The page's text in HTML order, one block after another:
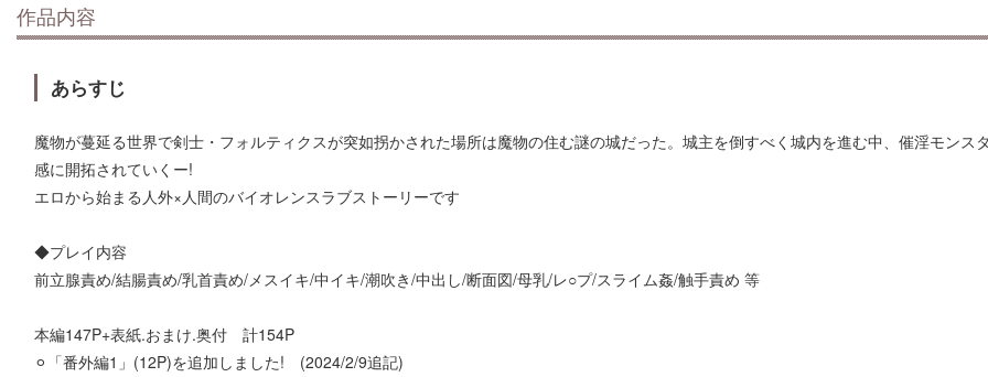
作品内容
あらすじ
魔物が蔓延る世界で剣士・フォルティクスが突如拐かされた場所は魔物の住む謎の城だった。城主を倒すべく城内を進む中、催淫モンス
感に開拓されていくー!
エロから始まる人外×人間のバイオレンスラブストーリーです
◆プレイ内容
前立腺責め/結腸責め/乳首責め/メスイキ/中イキ/潮吹き/中出し/断面図/母乳/レ○プ/スライム姦/触手責め 等
本編147P+表紙.おまけ.奥付 計154P
⚪︎「番外編1」(12P)を追加しました! (2024/2/9追記)